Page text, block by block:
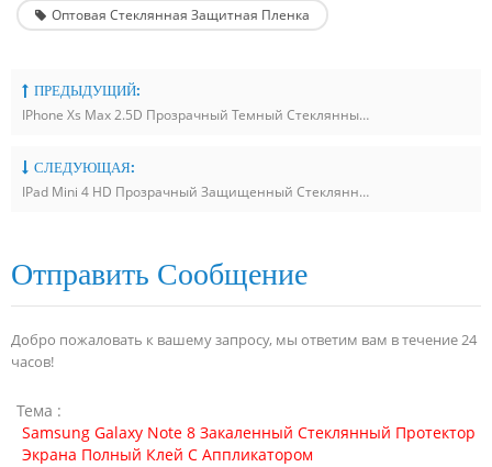
Оптовая Стеклянная Защитная Пленка
ПРЕДЫДУЩИЙ:
IPhone Xs Max 2.5D Прозрачный Темный Стеклянный Протектор С Установочным Лотком
СЛЕДУЮЩАЯ:
IPad Mini 4 HD Прозрачный Защищенный Стеклянный Протектор Экрана С Установочным Инструментом
Отправить Сообщение
Добро пожаловать к вашему запросу, мы ответим вам в течение 24
часов!
Тема :
Samsung Galaxy Note 8 Закаленный Стеклянный Протектор
Экрана Полный Клей С Аппликатором